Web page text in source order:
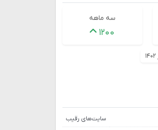
سه ماهه
۱۲۰۰
سایت‌های رقیب